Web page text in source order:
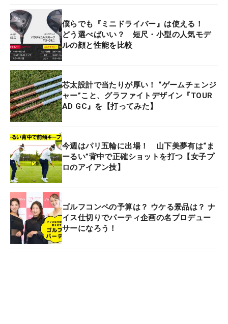
僕らでも『ミニドライバー』は使える！
どう選べばいい？ 短尺・小型の人気モデ
ルの顔と性能を比較
芯太設計で当たりが厚い！ “ゲームチェンジ
ャー”こと、グラファイトデザイン『TOUR
AD GC』を【打ってみた】
今週はパリ五輪に出場！ 山下美夢有は“ま
ーるい”背中で正確ショットを打つ【女子プ
ロのアイアン技】
ゴルフコンペの予算は？ ウケる景品は？ ナ
イス仕切りでパーティ企画の名プロデュー
サーになろう！